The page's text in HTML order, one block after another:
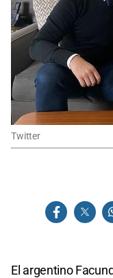
Twitter
El argentino